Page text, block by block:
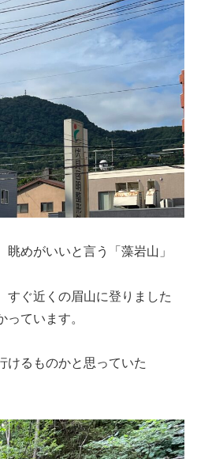
めがいいと言う「藻岩山」
すぐ近くの眉山に登りました
ています。
けるものかと思っていた